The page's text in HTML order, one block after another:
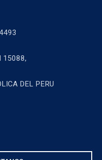
15088,
DEL PERU